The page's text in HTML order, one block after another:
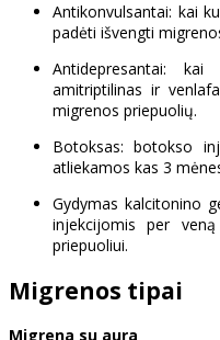
Antikonvulsantai: kai
padėti išvengti
Antidepresantai: kai
amitriptilinas ir
migrenos priepuolių.
Botoksas: botokso
atliekamos kas 3
Gydymas kalcitonino
injekcijomis per
priepuoliui.
Migrenos tipai
Migrena su aura